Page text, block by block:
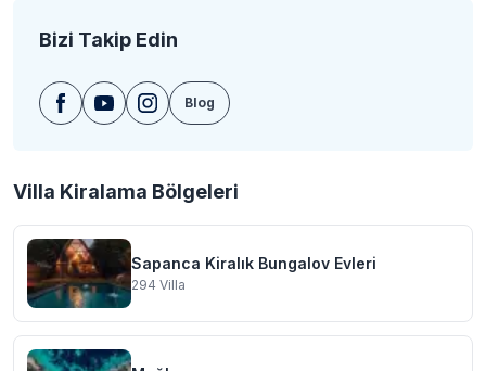
Bizi Takip Edin
Blog
Villa Kiralama Bölgeleri
Sapanca Kiralık Bungalov Evleri
294 Villa